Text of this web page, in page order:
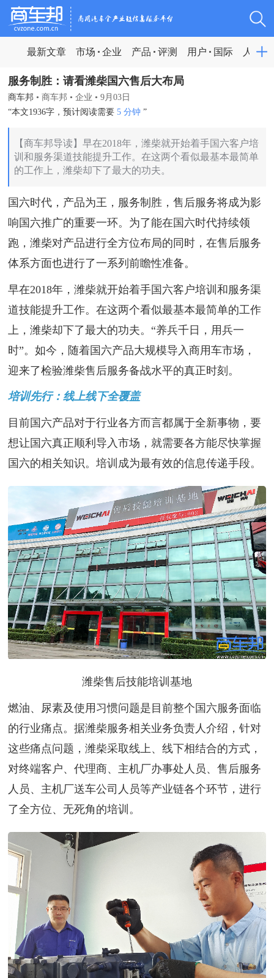
最新文章 市场 企业 产品 评测 用户 国际 人物
服务制胜：请看潍柴国六售后大布局
商车邦 • 商车邦 • 企业 • 9月03日
“本文1936字，预计阅读需要5 分钟”
【商车邦导读】早在2018年，潍柴就开始着手国六客户培
训和服务渠道技能提升工作。在这两个看似最基本最简单
的工作上，潍柴却下了最大的功夫。
国六时代，产品为王，服务制胜，售后服务将成为影
响国六推广的重要一环。为了能在国六时代持续领
跑，潍柴对产品进行全方位布局的同时，在售后服务
体系方面也进行了一系列前瞻性准备。
早在2018年，潍柴就开始着手国六客户培训和服务渠
道技能提升工作。在这两个看似最基本最简单的工作
上，潍柴却下了最大的功夫。“养兵千日，用兵一
时”。如今，随着国六产品大规模导入商用车市场，
迎来了检验潍柴售后服务备战水平的真正时刻。
培训先行：线上线下全覆盖
目前国六产品对于行业各方而言都属于全新事物，要
想让国六真正顺利导入市场，就需要各方能尽快掌握
国六的相关知识。培训成为最有效的信息传递手段。
潍柴售后技能培训基地
燃油、尿素及使用习惯问题是目前整个国六服务面临
的行业痛点。据潍柴服务相关业务负责人介绍，针对
这些痛点问题，潍柴采取线上、线下相结合的方式，
对终端客户、代理商、主机厂办事处人员、售后服务
人员、主机厂送车公司人员等产业链各个环节，进行
了全方位、无死角的培训。